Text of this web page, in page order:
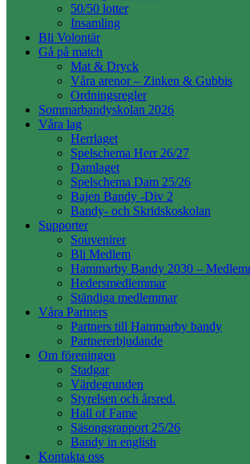
50/50 lotter
Insamling
Bli Volontär
Gå på match
Mat & Dryck
Våra arenor – Zinken & Gubbis
Ordningsregler
Sommarbandyskolan 2026
Våra lag
Herrlaget
Spelschema Herr 26/27
Damlaget
Spelschema Dam 25/26
Bajen Bandy -Div 2
Bandy- och Skridskoskolan
Supporter
Souvenirer
Bli Medlem
Hammarby Bandy 2030 –
Hedersmedlemmar
Ständiga medlemmar
Våra Partners
Partners till Hammarby bandy
Partnererbjudande
Om föreningen
Stadgar
Värdegrunden
Styrelsen och årsred.
Hall of Fame
Säsongsrapport 25/26
Bandy in english
Kontakta oss